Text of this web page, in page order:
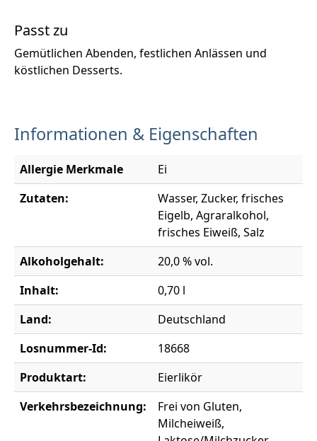
Passt zu
Gemütlichen Abenden, festlichen Anlässen und
köstlichen Desserts.
Informationen & Eigenschaften
Allergie Merkmale
Ei
Zutaten:
Wasser, Zucker, frisches
Eigelb, Agraralkohol,
frisches Eiweiß, Salz
Alkoholgehalt:
20,0 % vol.
Inhalt:
0,70 l
Land:
Deutschland
Losnummer-Id:
18668
Produktart:
Eierlikör
Verkehrsbezeichnung:
Frei von Gluten,
Milcheiweiß,